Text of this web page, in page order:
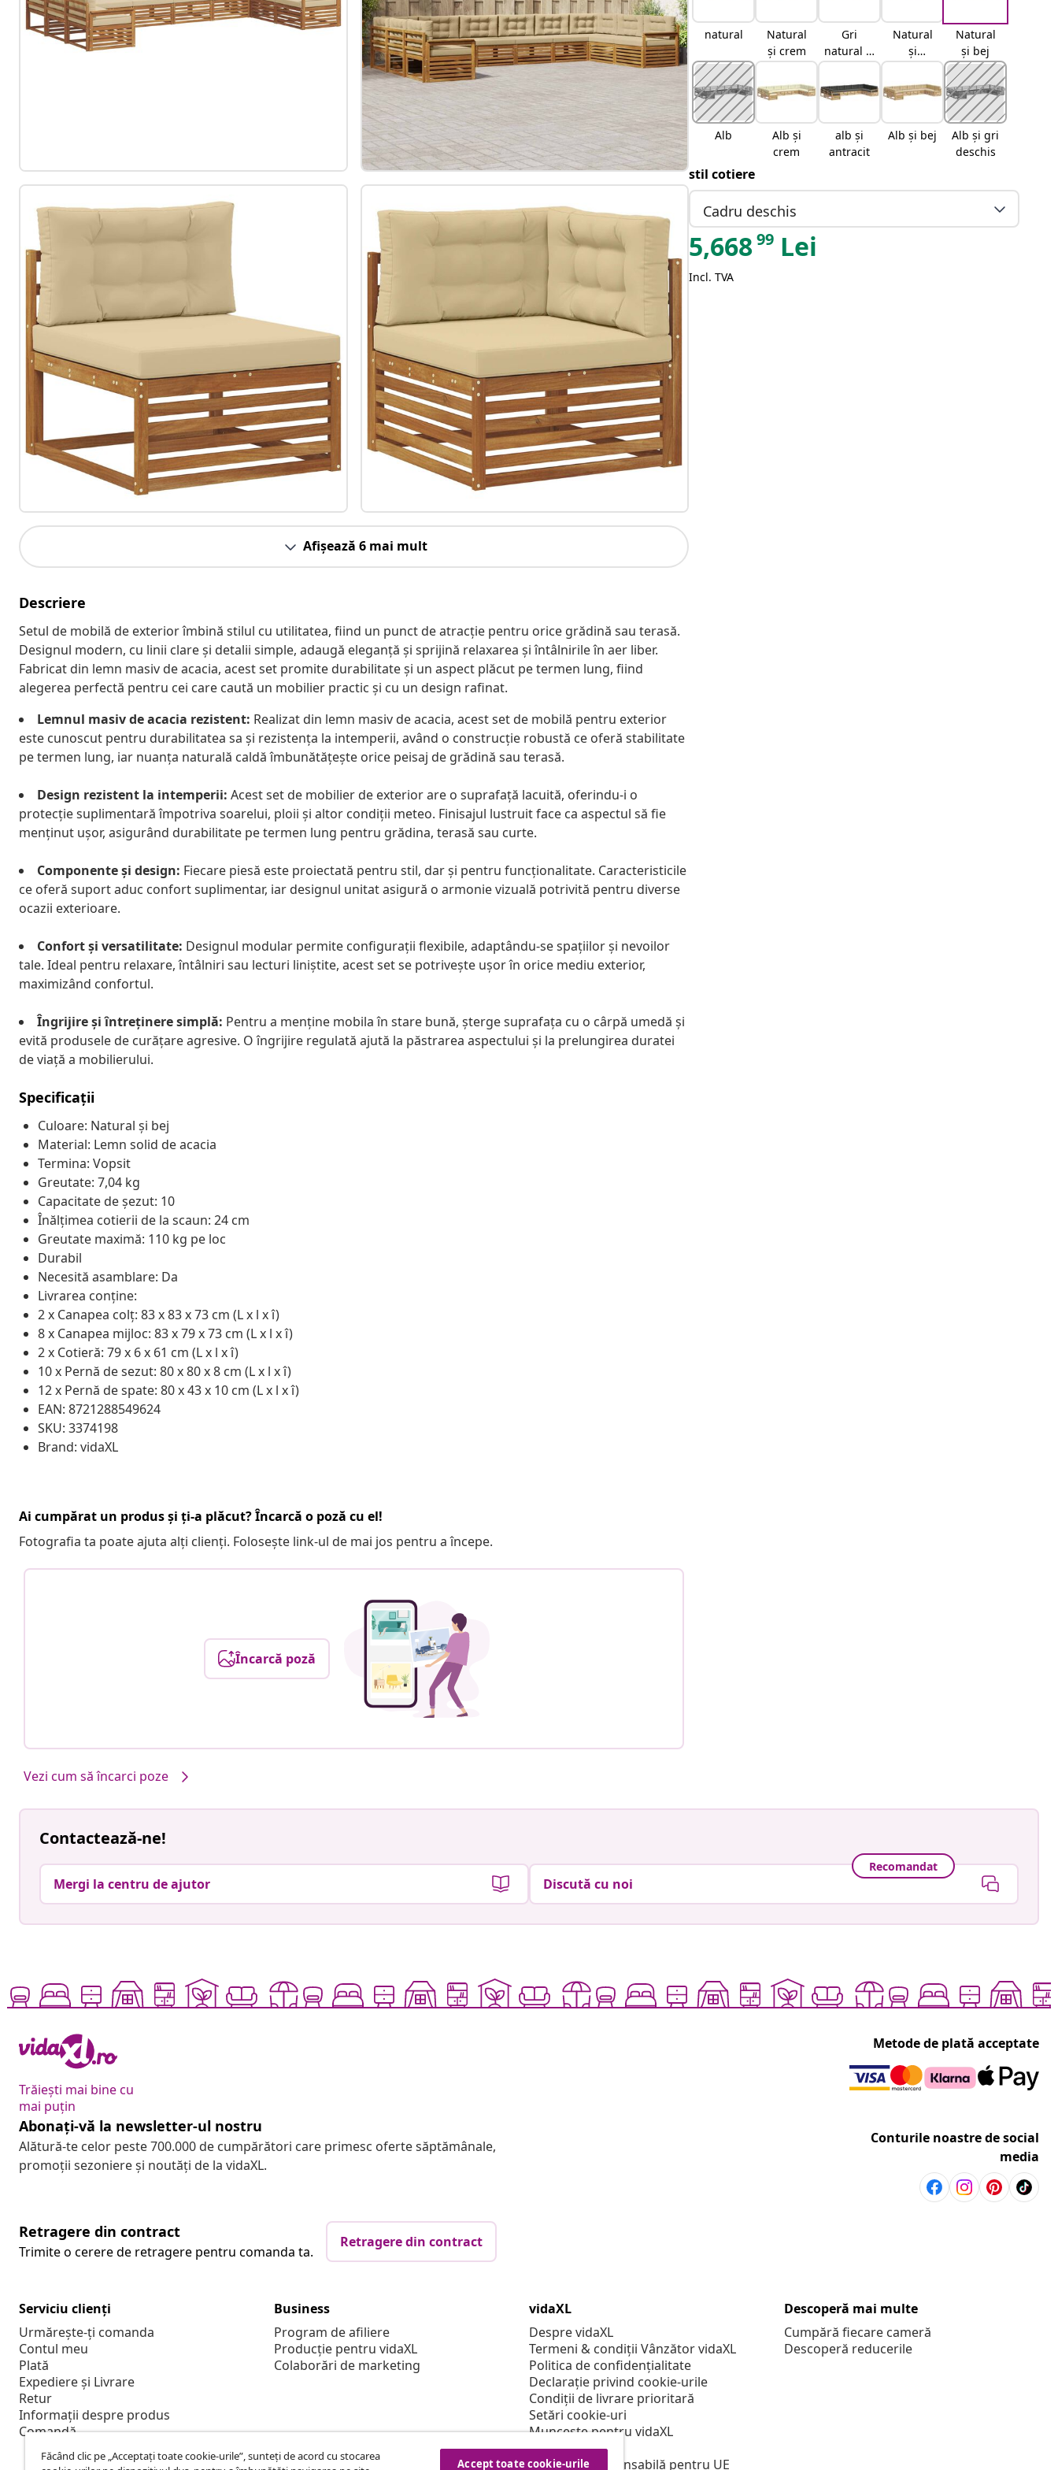
Afișează 6 mai mult
Descriere
Setul de mobilă de exterior îmbină stilul cu utilitatea, fiind un punct de atracție pentru orice grădină sau terasă.
Designul modern, cu linii clare și detalii simple, adaugă eleganță și sprijină relaxarea și întâlnirile în aer liber.
Fabricat din lemn masiv de acacia, acest set promite durabilitate și un aspect plăcut pe termen lung, fiind
alegerea perfectă pentru cei care caută un mobilier practic și cu un design rafinat.
Lemnul masiv de acacia rezistent: Realizat din lemn masiv de acacia, acest set de mobilă pentru exterior
este cunoscut pentru durabilitatea sa și rezistența la intemperii, având o construcție robustă ce oferă stabilitate
pe termen lung, iar nuanța naturală caldă îmbunătățește orice peisaj de grădină sau terasă.
Design rezistent la intemperii: Acest set de mobilier de exterior are o suprafață lacuită, oferindu-i o
protecție suplimentară împotriva soarelui, ploii și altor condiții meteo. Finisajul lustruit face ca aspectul să fie
menținut ușor, asigurând durabilitate pe termen lung pentru grădina, terasă sau curte.
Componente și design: Fiecare piesă este proiectată pentru stil, dar și pentru funcționalitate. Caracteristicile
ce oferă suport aduc confort suplimentar, iar designul unitat asigură o armonie vizuală potrivită pentru diverse
ocazii exterioare.
Confort și versatilitate: Designul modular permite configurații flexibile, adaptându-se spațiilor și nevoilor
tale. Ideal pentru relaxare, întâlniri sau lecturi liniștite, acest set se potrivește ușor în orice mediu exterior,
maximizând confortul.
Îngrijire și întreținere simplă: Pentru a menține mobila în stare bună, șterge suprafața cu o cârpă umedă și
evită produsele de curățare agresive. O îngrijire regulată ajută la păstrarea aspectului și la prelungirea duratei
de viață a mobilierului.
Specificații
Culoare: Natural și bej
Material: Lemn solid de acacia
Termina: Vopsit
Greutate: 7,04 kg
Capacitate de șezut: 10
Înălțimea cotierii de la scaun: 24 cm
Greutate maximă: 110 kg pe loc
Durabil
Necesită asamblare: Da
Livrarea conține:
2 x Canapea colț: 83 x 83 x 73 cm (L x l x î)
8 x Canapea mijloc: 83 x 79 x 73 cm (L x l x î)
2 x Cotieră: 79 x 6 x 61 cm (L x l x î)
10 x Pernă de sezut: 80 x 80 x 8 cm (L x l x î)
12 x Pernă de spate: 80 x 43 x 10 cm (L x l x î)
EAN: 8721288549624
SKU: 3374198
Brand: vidaXL
Ai cumpărat un produs și ți-a plăcut? Încarcă o poză cu el!
Fotografia ta poate ajuta alți clienți. Folosește link-ul de mai jos pentru a începe.
Încarcă poză
Vezi cum să încarci poze
natural
Natural
și crem
Gri
natural și
deschis
Natural
și
antracit
Natural
și bej
Alb
Alb și
crem
alb și
antracit
Alb și bej
Alb și gri
deschis
stil cotiere
Cadru deschis
5,66899 Lei
Incl. TVA
Contactează-ne!
Mergi la centru de ajutor
Recomandat
Discută cu noi
Trăiești mai bine cu
mai puțin
Metode de plată acceptate
Abonați-vă la newsletter-ul nostru
Alătură-te celor peste 700.000 de cumpărători care primesc oferte săptămânale,
promoții sezoniere și noutăți de la vidaXL.
Conturile noastre de social
media
Retragere din contract
Trimite o cerere de retragere pentru comanda ta.
Retragere din contract
Serviciu clienți
Urmărește-ți comanda
Contul meu
Plată
Expediere și Livrare
Retur
Informații despre produs
Comandă
Business
Program de afiliere
Producție pentru vidaXL
Colaborări de marketing
vidaXL
Despre vidaXL
Termeni & condiții Vânzător vidaXL
Politica de confidențialitate
Declarație privind cookie-urile
Condiții de livrare prioritară
Setări cookie-uri
Muncește pentru vidaXL
Securitate
Persoană responsabilă pentru UE
Descoperă mai multe
Cumpără fiecare cameră
Descoperă reducerile
Făcând clic pe „Acceptați toate cookie-urile”, sunteți de acord cu stocarea
Accept toate cookie-urile